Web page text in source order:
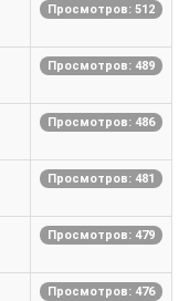
Просмотров: 512
Просмотров: 489
Просмотров: 486
Просмотров: 481
Просмотров: 479
Просмотров: 476